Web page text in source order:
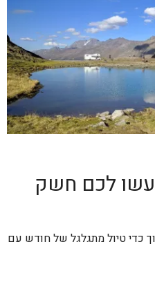
לכם חשק
כדי טיול מתגלגל של חודש עם